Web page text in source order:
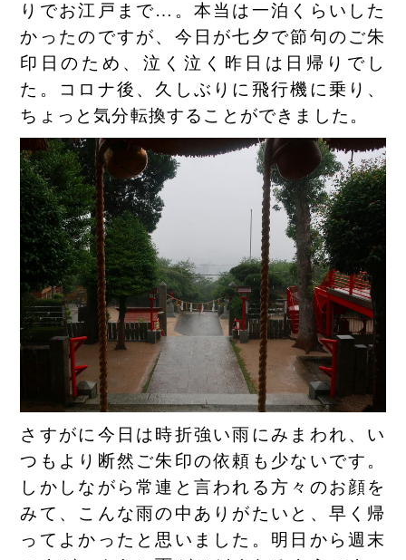
りでお江戸まで…。本当は一泊くらいした
かったのですが、今日が七夕で節句のご朱
印日のため、泣く泣く昨日は日帰りでし
た。コロナ後、久しぶりに飛行機に乗り、
ちょっと気分転換することができました。
さすがに今日は時折強い雨にみまわれ、い
つもより断然ご朱印の依頼も少ないです。
しかしながら常連と言われる方々のお顔を
みて、こんな雨の中ありがたいと、早く帰
ってよかったと思いました。明日から週末